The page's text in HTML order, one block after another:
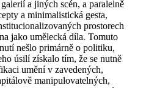
a jiných scén, a paralelně
a minimalistická gesta,
prostorech
jako umělecká díla. Tomuto
nešlo primárně o politiku,
úsilí získalo tím, že se nutně
umění v zavedených,
manipulovatelných,